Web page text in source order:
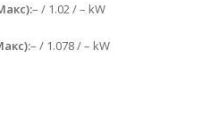
– / 1.02 / – kW
– / 1.078 / – kW